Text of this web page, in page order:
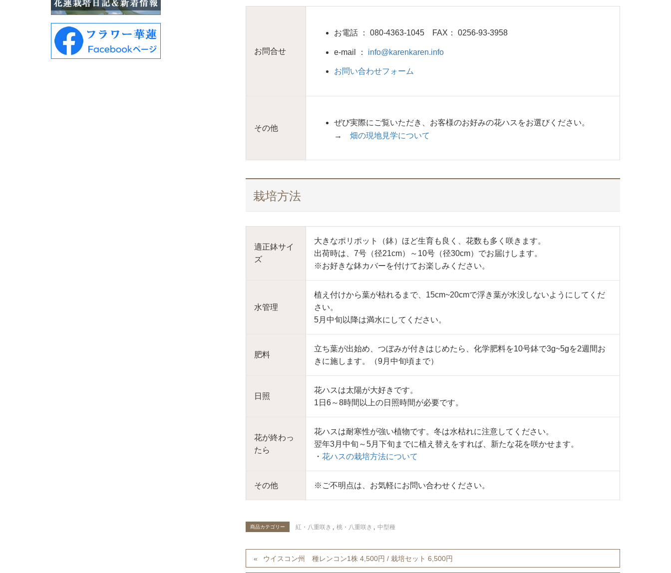
お問合せ
お電話 ： 080-4363-1045 FAX： 0256-93-3958
e-mail ： info@karenkaren.info
お問い合わせフォーム
その他
ぜび実際にご覧いただき、お客様のお好みの花ハスをお選びください。
→ 畑の現地見学について
栽培方法
適正鉢サイ
ズ
大きなポリポット（鉢）ほど生育も良く、花数も多く咲きます。
出荷時は、7号（径21cm）～10号（径30cm）でお届けします。
※お好きな鉢カバーを付けてお楽しみください。
水管理
植え付けから葉が枯れるまで、15cm~20cmで浮き葉が水没しないようにしてくだ
さい。
5月中旬以降は満水にしてください。
肥料
立ち葉が出始め、つぼみが付きはじめたら、化学肥料を10号鉢で3g~5gを2週間お
きに施します。（9月中旬頃まで）
日照
花ハスは太陽が大好きです。
1日6～8時間以上の日照時間が必要です。
花が終わっ
たら
花ハスは耐寒性が強い植物です。冬は水枯れに注意してください。
翌年3月中旬～5月下旬までに植え替えをすれば、新たな花を咲かせます。
・ 花ハスの栽培方法について
その他 ※ご不明点は、お気軽にお問い合わせください。
商品カテゴリー 紅・八重咲き 桃・八重咲き 中型種
ウイスコン州 種レンコン1株 4,500円 / 栽培セット 6,500円